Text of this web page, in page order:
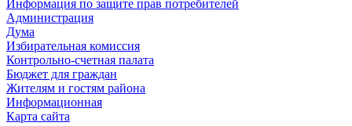
Информация по защите прав потребителей
Администрация
Дума
Избирательная комиссия
Контрольно-счетная палата
Бюджет для граждан
Жителям и гостям района
Информационная
Карта сайта